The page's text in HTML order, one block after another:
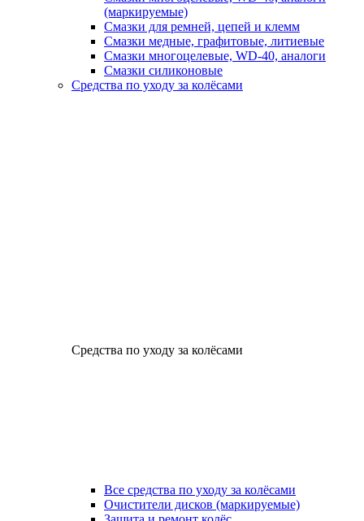
(маркируемые)
Смазки для ремней, цепей и клемм
Смазки медные, графитовые, литиевые
Смазки многоцелевые, WD-40, аналоги
Смазки силиконовые
Средства по уходу за колёсами
Средства по уходу за колёсами
Все средства по уходу за колёсами
Очистители дисков (маркируемые)